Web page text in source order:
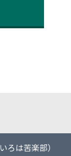
は苦楽部）